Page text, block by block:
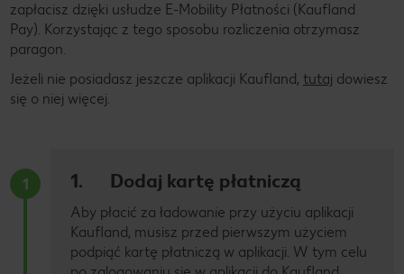
zapłacisz dzięki usłudze E-Mobility Płatności (Kaufland
Pay). Korzystając z tego sposobu rozliczenia otrzymasz
paragon.
Jeżeli nie posiadasz jeszcze aplikacji Kaufland, tutaj dowiesz
się o niej więcej.
1 1. Dodaj kartę płatniczą
Aby płacić za ładowanie przy użyciu aplikacji
Kaufland, musisz przed pierwszym użyciem
podpiąć kartę płatniczą w aplikacji. W tym celu